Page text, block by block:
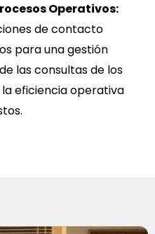
Operativos:
de contacto
para una gestión
las consultas de los
eficiencia operativa